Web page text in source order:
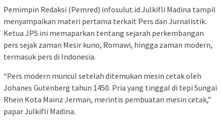
Pemimpin Redaksi (Pemred) infosulut.id Julkifli Madina tampil
menyampaikan materi pertama terkait Pers dan Jurnalistik.
Ketua JPS ini memaparkan tentang sejarah perkembangan
pers sejak zaman Mesir kuno, Romawi, hingga zaman modern,
termasuk pers di Indonesia.
“Pers modern muncul setelah ditemukan mesin cetak oleh
Johanes Gutenberg tahun 1450. Pria yang tinggal di tepi Sungai
Rhein Kota Mainz Jerman, merintis pembuatan mesin cetak,”
papar Julkifli Madina.